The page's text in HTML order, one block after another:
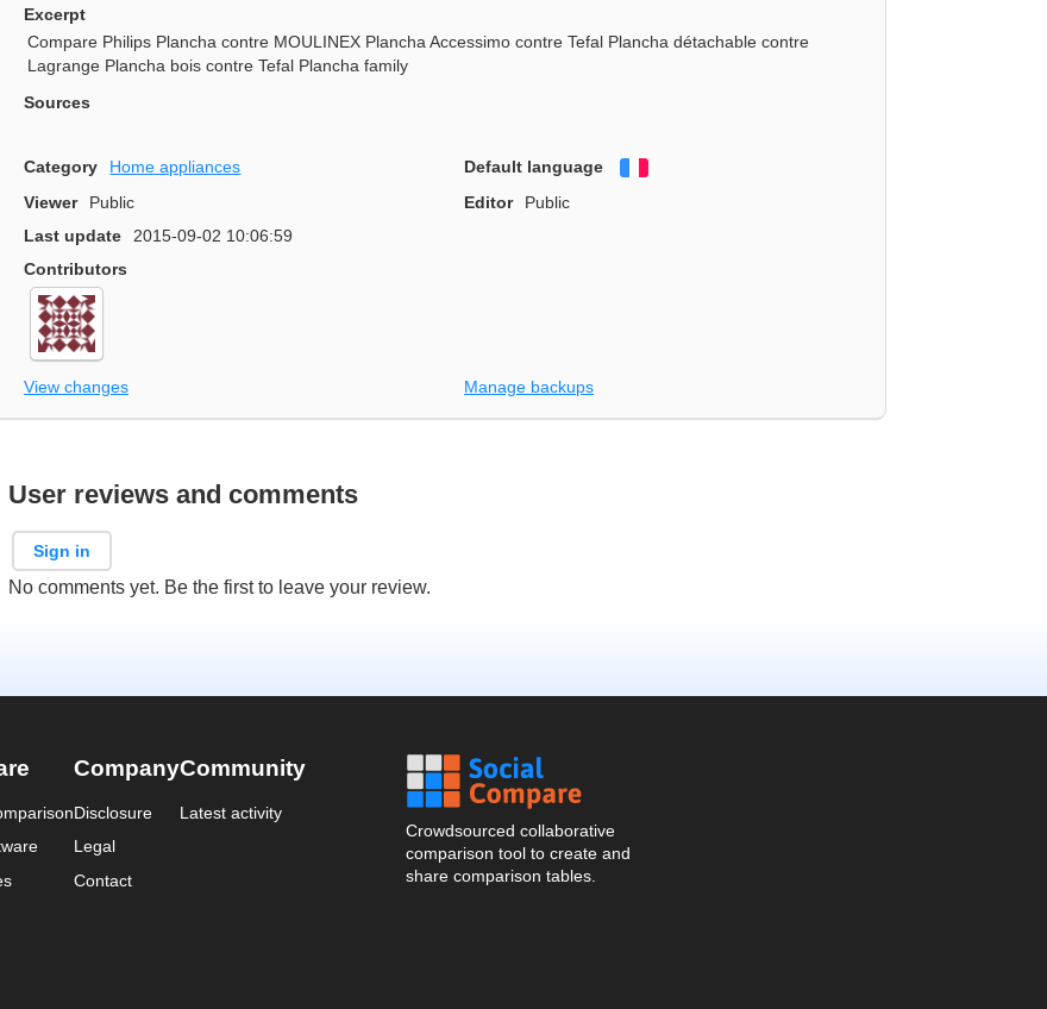
Excerpt
Compare Philips Plancha contre MOULINEX Plancha Accessimo contre Tefal Plancha détachable contre
Lagrange Plancha bois contre Tefal Plancha family
Sources
Category Home appliances Default language
Viewer
Public Editor
Public
Last update
2015-09-02 10:06:59
Contributors
View changes Manage backups
User reviews and comments
Sign in
No comments yet. Be the first to leave your review.
Company
Disclosure
Legal
Contact
Community
Latest activity
Crowdsourced collaborative
comparison tool to create and
share comparison tables.